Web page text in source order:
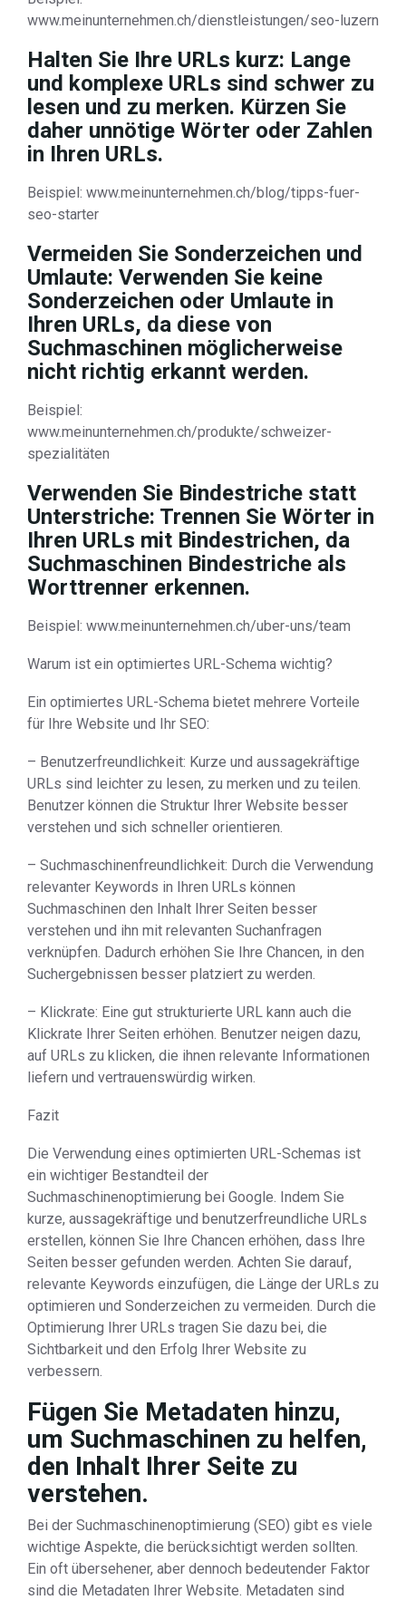
www.meinunternehmen.ch/dienstleistungen/seo-luzern
Halten Sie Ihre URLs kurz: Lange
und komplexe URLs sind schwer zu
lesen und zu merken. Kürzen Sie
daher unnötige Wörter oder Zahlen
in Ihren URLs.
Beispiel: www.meinunternehmen.ch/blog/tipps-fuer-
seo-starter
Vermeiden Sie Sonderzeichen und
Umlaute: Verwenden Sie keine
Sonderzeichen oder Umlaute in
Ihren URLs, da diese von
Suchmaschinen möglicherweise
nicht richtig erkannt werden.
Beispiel:
www.meinunternehmen.ch/produkte/schweizer-
spezialitäten
Verwenden Sie Bindestriche statt
Unterstriche: Trennen Sie Wörter in
Ihren URLs mit Bindestrichen, da
Suchmaschinen Bindestriche als
Worttrenner erkennen.
Beispiel: www.meinunternehmen.ch/uber-uns/team
Warum ist ein optimiertes URL-Schema wichtig?
Ein optimiertes URL-Schema bietet mehrere Vorteile
für Ihre Website und Ihr SEO:
– Benutzerfreundlichkeit: Kurze und aussagekräftige
URLs sind leichter zu lesen, zu merken und zu teilen.
Benutzer können die Struktur Ihrer Website besser
verstehen und sich schneller orientieren.
– Suchmaschinenfreundlichkeit: Durch die Verwendung
relevanter Keywords in Ihren URLs können
Suchmaschinen den Inhalt Ihrer Seiten besser
verstehen und ihn mit relevanten Suchanfragen
verknüpfen. Dadurch erhöhen Sie Ihre Chancen, in den
Suchergebnissen besser platziert zu werden.
– Klickrate: Eine gut strukturierte URL kann auch die
Klickrate Ihrer Seiten erhöhen. Benutzer neigen dazu,
auf URLs zu klicken, die ihnen relevante Informationen
liefern und vertrauenswürdig wirken.
Fazit
Die Verwendung eines optimierten URL-Schemas ist
ein wichtiger Bestandteil der
Suchmaschinenoptimierung bei Google. Indem Sie
kurze, aussagekräftige und benutzerfreundliche URLs
erstellen, können Sie Ihre Chancen erhöhen, dass Ihre
Seiten besser gefunden werden. Achten Sie darauf,
relevante Keywords einzufügen, die Länge der URLs zu
optimieren und Sonderzeichen zu vermeiden. Durch die
Optimierung Ihrer URLs tragen Sie dazu bei, die
Sichtbarkeit und den Erfolg Ihrer Website zu
verbessern.
Fügen Sie Metadaten hinzu,
um Suchmaschinen zu helfen,
den Inhalt Ihrer Seite zu
verstehen.
Bei der Suchmaschinenoptimierung (SEO) gibt es viele
wichtige Aspekte, die berücksichtigt werden sollten.
Ein oft übersehener, aber dennoch bedeutender Faktor
sind die Metadaten Ihrer Website. Metadaten sind